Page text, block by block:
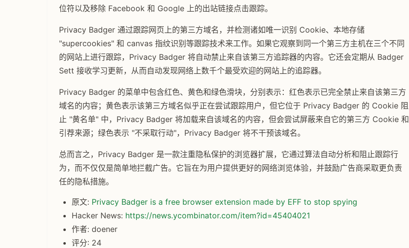
位符以及移除 Facebook 和 Google 上的出站链接点击跟踪。
Privacy Badger 通过跟踪网页上的第三方域名，并检测诸如唯一识别 Cookie、本地存储
"supercookies" 和 canvas 指纹识别等跟踪技术来工作。如果它观察到同一个第三方主机在三个不同
的网站上进行跟踪，Privacy Badger 将自动禁止来自该第三方追踪器的内容。它还会定期从 Badger
Sett 接收学习更新，从而自动发现网络上数千个最受欢迎的网站上的追踪器。
Privacy Badger 的菜单中包含红色、黄色和绿色滑块，分别表示：红色表示已完全禁止来自该第三方
域名的内容；黄色表示该第三方域名似乎正在尝试跟踪用户，但它位于 Privacy Badger 的 Cookie 阻
止 "黄名单" 中，Privacy Badger 将加载来自该域名的内容，但会尝试屏蔽来自它的第三方 Cookie 和
引荐来源；绿色表示 "不采取行动"，Privacy Badger 将不干预该域名。
总而言之，Privacy Badger 是一款注重隐私保护的浏览器扩展，它通过算法自动分析和阻止跟踪行
为，而不仅仅是简单地拦截广告。它旨在为用户提供更好的网络浏览体验，并鼓励广告商采取更负责
任的隐私措施。
原文: Privacy Badger is a free browser extension made by EFF to stop spying
Hacker News: https://news.ycombinator.com/item?id=45404021
作者: doener
评分: 24